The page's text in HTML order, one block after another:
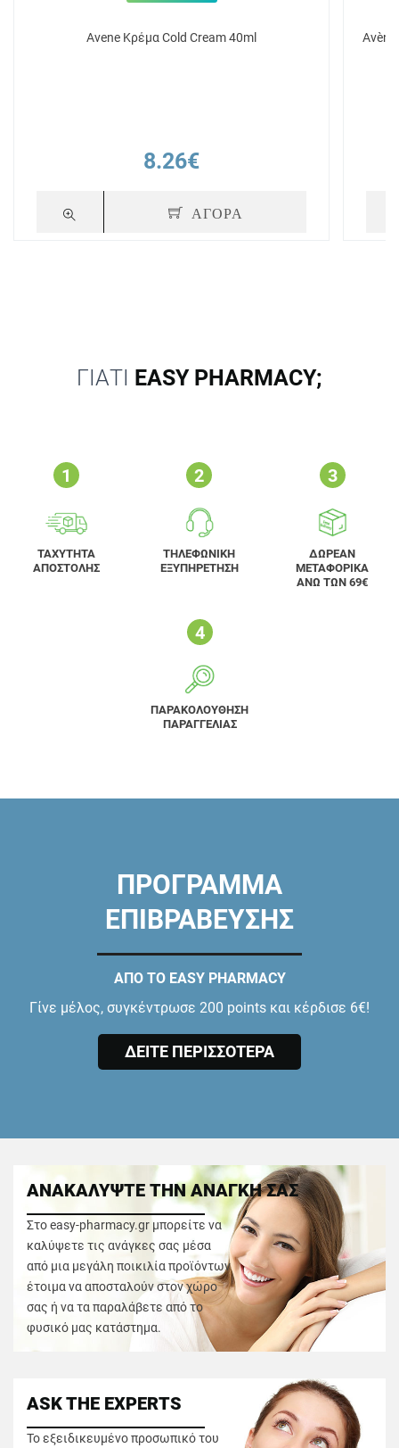
Avene Κρέμα Cold Cream 40ml
8.26€
ΑΓΟΡΑ
ΓΙΑΤΙ EASY PHARMACY;
ΤΑΧΥΤΗΤΑ
ΑΠΟΣΤΟΛΗΣ
ΤΗΛΕΦΩΝΙΚΗ
ΕΞΥΠΗΡΕΤΗΣΗ
ΔΩΡΕΑΝ
ΜΕΤΑΦΟΡΙΚΑ
ΑΝΩ ΤΩΝ 69€
ΠΑΡΑΚΟΛΟΥΘΗΣΗ
ΠΑΡΑΓΓΕΛΙΑΣ
ΠΡΟΓΡΑΜΜΑ
ΕΠΙΒΡΑΒΕΥΣΗΣ
ΑΠΟ ΤΟ EASY PHARMACY
Γίνε μέλος, συγκέντρωσε 200 points και κέρδισε 6€!
ΔΕΙΤΕ ΠΕΡΙΣΣΟΤΕΡΑ
ΑΝΑΚΑΛΥΨΤΕ ΤΗΝ ΑΝΑΓΚΗ ΣΑΣ
Στο easy-pharmacy.gr μπορείτε να
καλύψετε τις ανάγκες σας μέσα
από μια μεγάλη ποικιλία προϊόντων
έτοιμα να αποσταλούν στον χώρο
σας ή να τα παραλάβετε από το
φυσικό μας κατάστημα.
ASK THE EXPERTS
Το εξειδικευμένο προσωπικό του